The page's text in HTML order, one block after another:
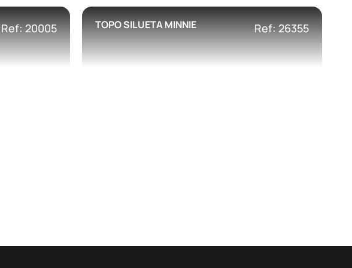
Ref: 20005 TOPO SILUETA MINNIE Ref: 26355